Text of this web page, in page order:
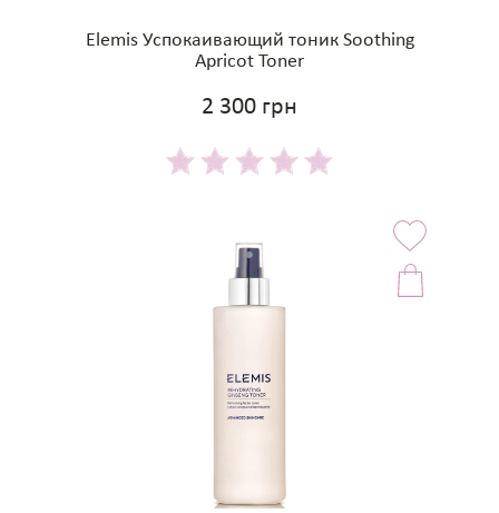
Elemis Успокаивающий тоник Soothing
Apricot Toner
2 300 грн